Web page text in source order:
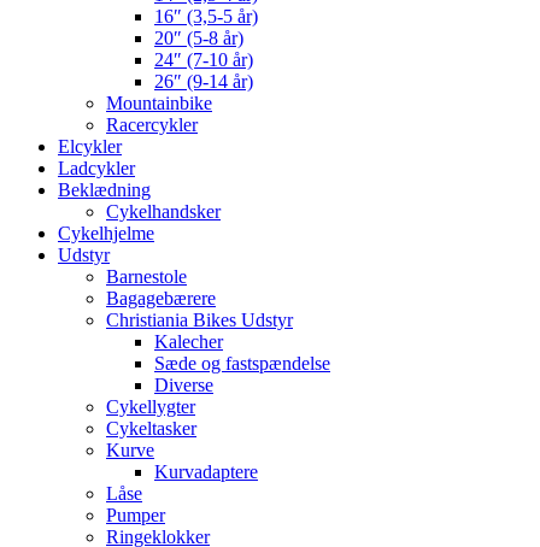
16″ (3,5-5 år)
20″ (5-8 år)
24″ (7-10 år)
26″ (9-14 år)
Mountainbike
Racercykler
Elcykler
Ladcykler
Beklædning
Cykelhandsker
Cykelhjelme
Udstyr
Barnestole
Bagagebærere
Christiania Bikes Udstyr
Kalecher
Sæde og fastspændelse
Diverse
Cykellygter
Cykeltasker
Kurve
Kurvadaptere
Låse
Pumper
Ringeklokker